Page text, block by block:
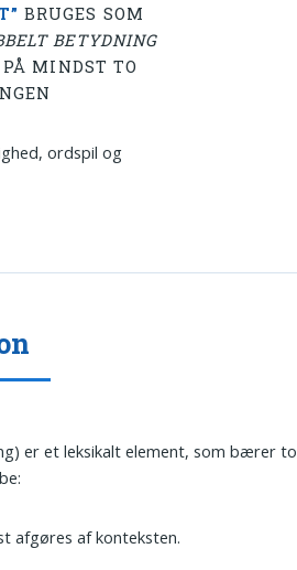
BRUGES SOM
BETYDNING
MINDST TO
ordspil og
er et leksikalt element, som bærer to
afgøres af konteksten.